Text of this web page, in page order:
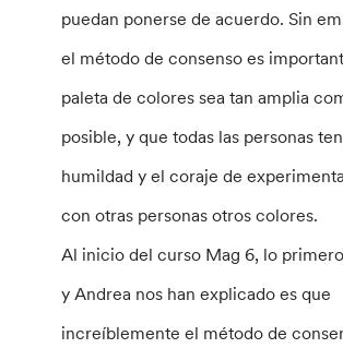
puedan ponerse de acuerdo. Sin
el método de consenso es
paleta de colores sea tan amplia
posible, y que todas las personas
humildad y el coraje de
con otras personas otros colores.
Al inicio del curso Mag 6, lo
y Andrea nos han explicado es que
increíblemente el método de